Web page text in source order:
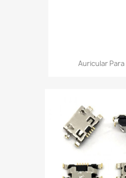
Auricular Para